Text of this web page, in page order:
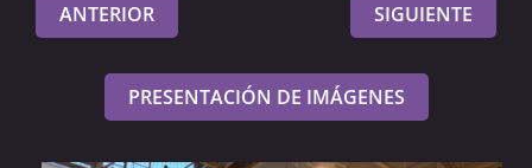
ANTERIOR SIGUIENTE
PRESENTACIÓN DE IMÁGENES